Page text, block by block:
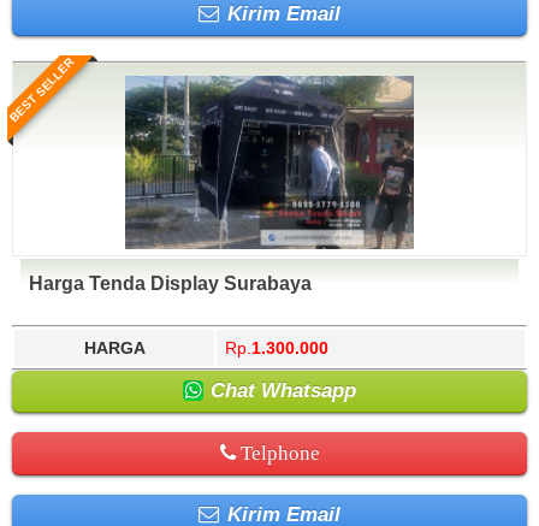
Kirim Email
BEST SELLER
Harga Tenda Display Surabaya
HARGA Rp. 1.300.000
Chat Whatsapp
Telphone
Kirim Email